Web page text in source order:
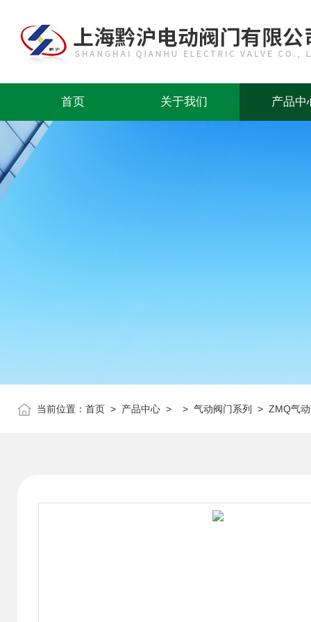
首页 关于我们 产品中
当前位置： 首页 > 产品中心 > > 气动阀门系列 > ZMQ气